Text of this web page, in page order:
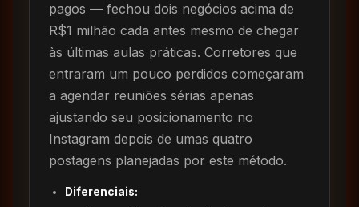
pagos — fechou dois negócios acima de
R$1 milhão cada antes mesmo de chegar
às últimas aulas práticas. Corretores que
entraram um pouco perdidos começaram
a agendar reuniões sérias apenas
ajustando seu posicionamento no
Instagram depois de umas quatro
postagens planejadas por este método.
Diferenciais: